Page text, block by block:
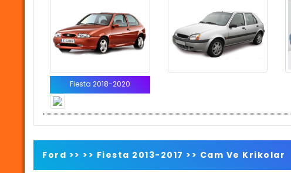
Fiesta 2018-2020
Ford >> >> Fiesta 2013-2017 >> Cam Ve Krikolar